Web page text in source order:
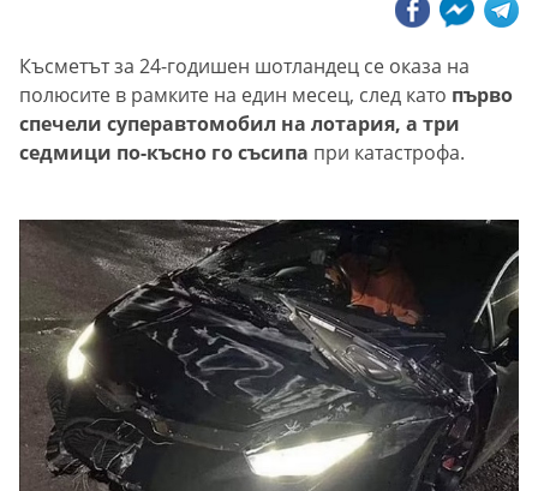
Късметът за 24-годишен шотландец се оказа на
полюсите в рамките на един месец, след като първо
спечели суперавтомобил на лотария, а три
седмици по-късно го съсипа при катастрофа.